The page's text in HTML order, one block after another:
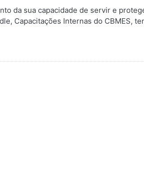
da sua capacidade de servir e
Capacitações Internas do CBMES,